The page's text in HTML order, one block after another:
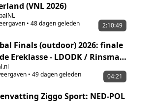
(VNL 2026)
• 48 dagen geleden 2:10:49
Finals (outdoor) 2026: finale
Ereklasse - LDODK / Rinsma
1 - DOS'46/VDK GROEP 1
• 49 dagen geleden 04:21
Ziggo Sport: NED-POL